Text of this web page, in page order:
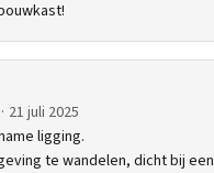
21 juli 2025
ligging.
te wandelen, dicht bij een